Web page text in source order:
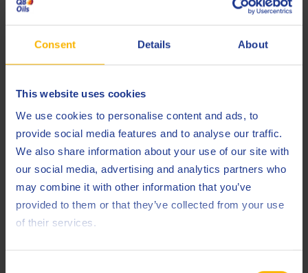
Consent Details About
This website uses cookies
We use cookies to personalise content and ads, to
provide social media features and to analyse our traffic.
We also share information about your use of our site with
our social media, advertising and analytics partners who
may combine it with other information that you’ve
provided to them or that they’ve collected from your use
of their services.
Q8 Dino Bio 4
Milieuvriendelijk asfaltlosmiddel
Ontkistingsolie